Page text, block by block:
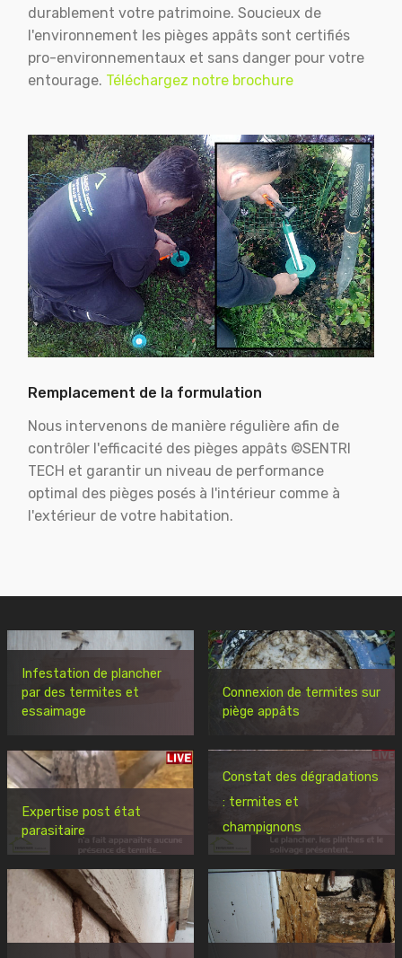
durablement votre patrimoine. Soucieux de
l'environnement les pièges appâts sont certifiés
pro-environnementaux et sans danger pour votre
entourage. Téléchargez notre brochure
Remplacement de la formulation
Nous intervenons de manière régulière afin de
contrôler l'efficacité des pièges appâts ©SENTRI
TECH et garantir un niveau de performance
optimal des pièges posés à l'intérieur comme à
l'extérieur de votre habitation.
Infestation de plancher
par des termites et
essaimage
Connexion de termites sur
piège appâts
Expertise post état
parasitaire
Constat des dégradations
: termites et
champignons